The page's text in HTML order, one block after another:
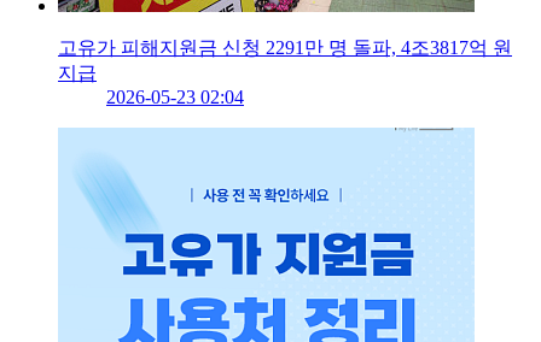
고유가 피해지원금 신청 2291만 명 돌파, 4조3817억 원
지급
2026-05-23 02:04